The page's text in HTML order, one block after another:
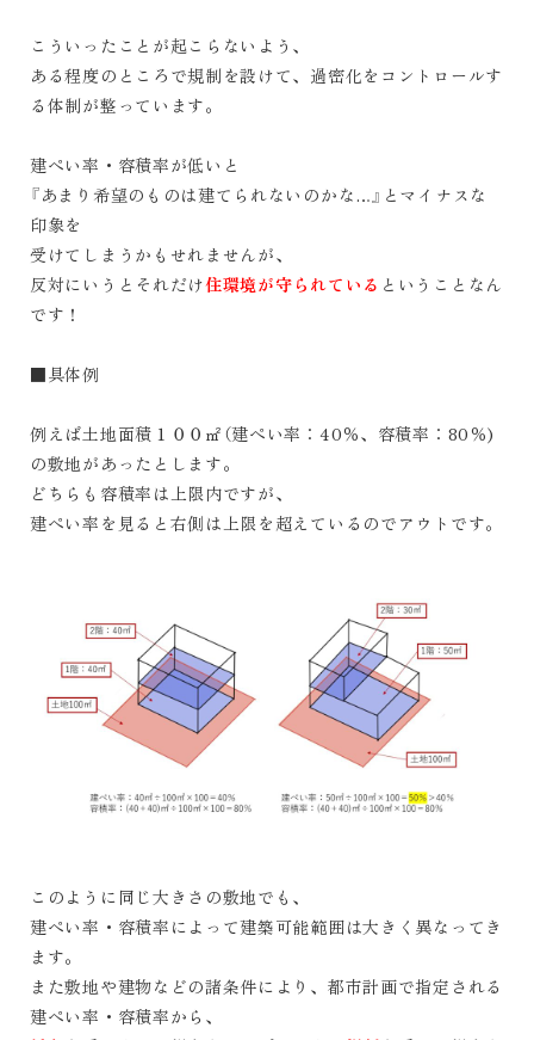
こういったことが起こらないよう、
ある程度のところで規制を設けて、過密化をコントロールす
る体制が整っています。
建ぺい率・容積率が低いと
『あまり希望のものは建てられないのかな…』とマイナスな
印象を
受けてしまうかもせれませんが、
反対にいうとそれだけ住環境が守られている ということなん
です！
■具体例
例えば土地面積１００㎡（建ぺい率： 40％、容積率： 80 ％)
の敷地があったとします。
どちらも容積率は上限内ですが、
建ぺい率を見ると右側は上限を超えているのでアウトです。
このように同じ大きさの敷地でも、
建ぺい率・容積率によって建築可能範囲は大きく異なってき
ます。
また敷地や建物などの諸条件により、都市計画で指定される
建ぺい率・容積率から、